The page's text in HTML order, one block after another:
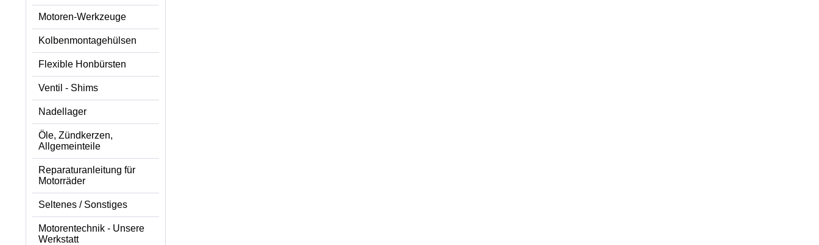
Motoren-Werkzeuge
Kolbenmontagehülsen
Flexible Honbürsten
Ventil - Shims
Nadellager
Öle, Zündkerzen,
Allgemeinteile
Reparaturanleitung für
Motorräder
Seltenes / Sonstiges
Motorentechnik - Unsere
Werkstatt